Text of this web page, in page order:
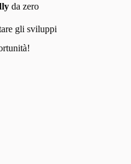
da zero
gli sviluppi